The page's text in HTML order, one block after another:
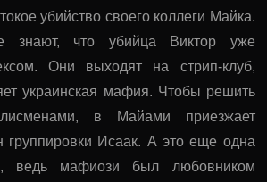
убийство своего коллеги Майка.
знают, что убийца Виктор уже
Они выходят на стрип-клуб,
украинская мафия. Чтобы решить
в Майами приезжает
группировки Исаак. А это еще одна
ведь мафиози был любовником